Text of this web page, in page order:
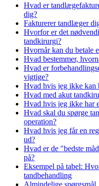
Hvad er
dig?
Fakturerer tandlæger
Hvorfor er det
tandkirurgi?
Hvornår kan du betale
Hvad bestemmer,
Hvad er
vigtige?
Hvad hvis jeg ikke kan
Hvad med akut
Hvad hvis jeg ikke har
Hvad skal du spørge
operation?
Hvad hvis jeg får en
ud?
Hvad er de "bedste
på?
Eksempel på tabel:
tandbehandling
Almindelige spørgsmål